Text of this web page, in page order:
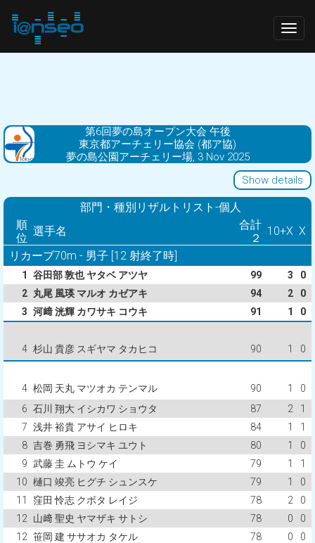
第6回夢の島オープン大会 午後
東京都アーチェリー協会 (都ア協)
夢の島公園アーチェリー場, 3 Nov 2025
Show details
部門・種別リザルトリスト-個人
順
位
選手名
合計
２
10+X X
リカーブ70m - 男子 [12 射終了時]
1 谷田部 敦也 ヤタベ アツヤ 99 3
0
2 丸尾 風瑛 マルオ カゼアキ 94 2
0
3 河﨑 洸輝 カワサキ コウキ 91 1 0
4 杉山 貴彦 スギヤマ タカヒコ 90 1 0
4 松岡 天丸 マツオカ テンマル 90 1
0
6 石川 翔大 イシカワ ショウタ 87 2
1
7 浅井 裕貴 アサイ ヒロキ 84 1
1
8 吉巻 勇飛 ヨシマキ ユウト 80 1
0
9 武藤 圭 ムトウ ケイ 79 1
1
10 樋口 竣亮 ヒグチ シュンスケ 79 1
0
11
窪田 怜志 クボタ レイジ 78 2
0
12
山﨑 聖史 ヤマザキ サトシ 78 0
0
12 笹岡 建 ササオカ タケル 78 0
0